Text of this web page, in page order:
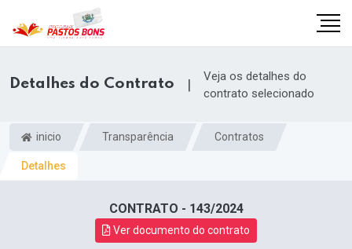
Detalhes do Contrato |
Veja os detalhes do
contrato selecionado
inicio Transparência Contratos
Detalhes
CONTRATO - 143/2024
Ver documento do contrato